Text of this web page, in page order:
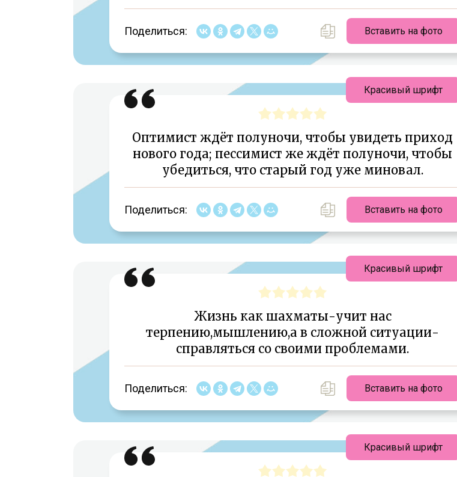
Поделиться: Вставить на фото
Оптимист ждёт полуночи, чтобы увидеть приход
нового года; пессимист же ждёт полуночи, чтобы
убедиться, что старый год уже миновал.
Поделиться: Вставить на фото
Красивый шрифт
Жизнь как шахматы-учит нас
терпению,мышлению,а в сложной ситуации-
справляться со своими проблемами.
Поделиться: Вставить на фото
Красивый шрифт
Красивый шрифт